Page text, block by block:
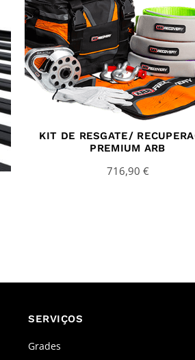
KIT DE RESGATE/
PREMIUM ARB
716,90 €
SERVIÇOS
Grades